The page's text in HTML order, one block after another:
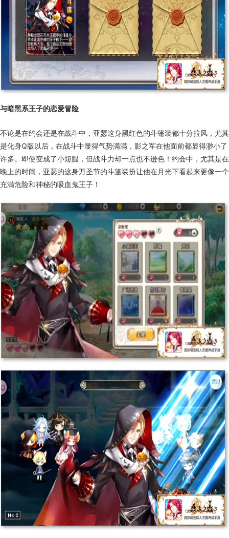
与暗黑系王子的恋爱冒险
不论是在约会还是在战斗中，亚瑟这身黑红色的斗篷装都十分拉风，尤其
是化身Q版以后，在战斗中显得气势满满，影之军在他面前都显得渺小了
许多。即使变成了小短腿，但战斗力却一点也不逊色！约会中，尤其是在
晚上的时间，亚瑟的这身万圣节的斗篷装扮让他在月光下看起来更像一个
充满危险和神秘的吸血鬼王子！